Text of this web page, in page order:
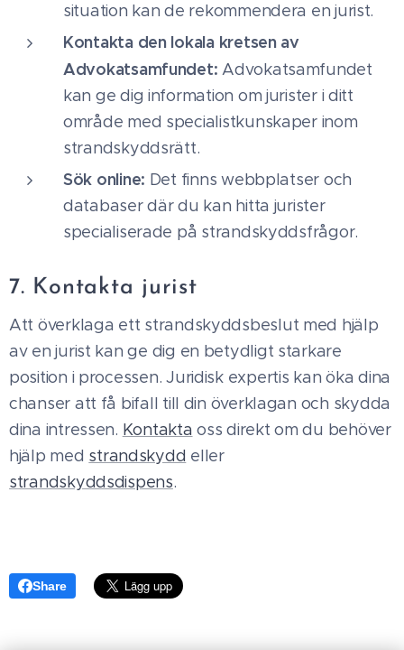
situation kan de rekommendera en jurist.
Kontakta den lokala kretsen av
Advokatsamfundet: Advokatsamfundet
kan ge dig information om jurister i ditt
område med specialistkunskaper inom
strandskyddsrätt.
Sök online: Det finns webbplatser och
databaser där du kan hitta jurister
specialiserade på strandskyddsfrågor.
7. Kontakta jurist
Att överklaga ett strandskyddsbeslut med hjälp
av en jurist kan ge dig en betydligt starkare
position i processen. Juridisk expertis kan öka dina
chanser att få bifall till din överklagan och skydda
dina intressen. Kontakta oss direkt om du behöver
hjälp med strandskydd eller
strandskyddsdispens.
Share